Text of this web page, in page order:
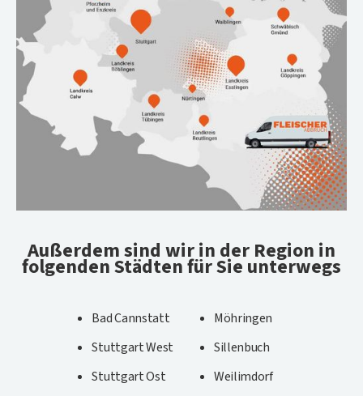
Außerdem sind wir in der Region in
folgenden Städten für Sie unterwegs
Bad Cannstatt
Stuttgart West
Stuttgart Ost
Möhringen
Sillenbuch
Weilimdorf